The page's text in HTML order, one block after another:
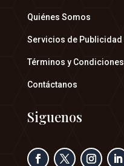
Quiénes Somos
Servicios de Publicidad
Términos y Condiciones
Contáctanos
Siguenos